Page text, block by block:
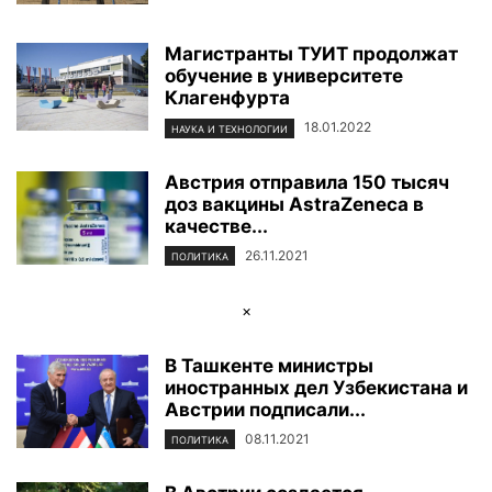
Магистранты ТУИТ продолжат
обучение в университете
Клагенфурта
НАУКА И ТЕХНОЛОГИИ 18.01.2022
Австрия отправила 150 тысяч
доз вакцины AstraZeneca в
качестве...
ПОЛИТИКА 26.11.2021
×
В Ташкенте министры
иностранных дел Узбекистана и
Австрии подписали...
ПОЛИТИКА 08.11.2021